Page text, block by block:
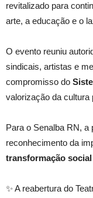
revitalizado para
arte, a educação e o
O evento reuniu
sindicais, artistas e
compromisso do
valorização da cultura
Para o Senalba RN,
reconhecimento da
transformação
✨ A reabertura do